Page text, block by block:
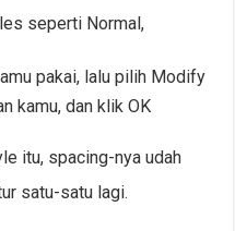
seperti Normal,
pakai, lalu pilih Modify
kamu, dan klik OK
itu, spacing-nya udah
satu-satu lagi.